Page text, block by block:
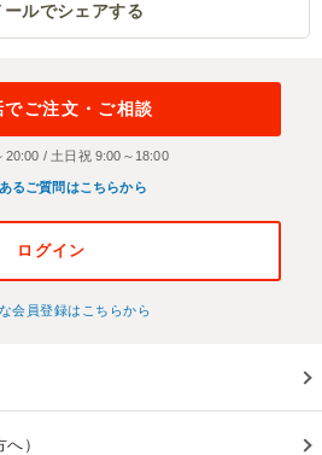
ールでシェアする
でご注文・ご相談
20:00 / 土日祝 9:00～18:00
るご質問はこちらから
ログイン
会員登録はこちらから
）